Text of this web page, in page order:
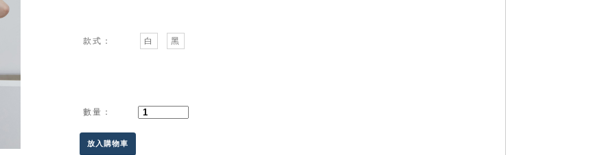
款式： 白 黑
數量：
放入購物車